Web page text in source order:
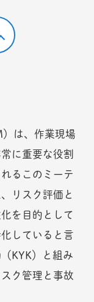
は、作業現場
に重要な役割
るこのミーテ
リスク評価と
を目的として
していると言
KYK）と組み
ク管理と事故